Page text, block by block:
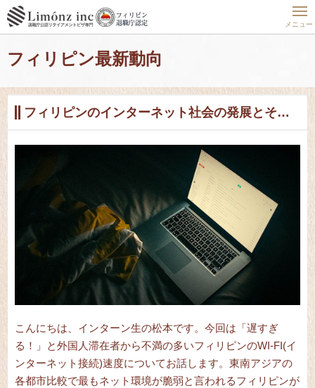
メニュー
ホーム フィリピン最新動向
フィリピンのインターネット社会の発展とその課題
フィリピン最新動向
フィリピンのインターネット社会の発展とその課題
こんにちは、インターン生の松本です。今回は「遅すぎ
る！」と外国人滞在者から不満の多いフィリピンのWI-FI(イ
ンターネット接続)速度についてお話します。東南アジアの
各都市比較で最もネット環境が脆弱と言われるフィリピンが